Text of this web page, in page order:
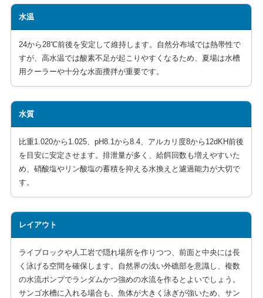
水温
24から28℃前後を安定して維持します。自然分布域では熱帯性で
すが、高水温では酸素不足が起こりやすくなるため、夏場は水槽
用クーラーや十分な水面攪拌が重要です。
水質
比重1.020から1.025、pH8.1から8.4、アルカリ度8から12dKH前後
を目安に安定させます。排泄量が多く、給餌回数も増えやすいた
め、硝酸塩やリン酸塩の蓄積を抑える水換えと濾過能力が大切で
す。
レイアウト
ライブロックや人工岩で隠れ場所を作りつつ、前面と中央には長
く泳げる空間を確保します。自然界の浅い外礁部を意識し、複数
の水流ポンプでランダムかつ強めの水流を作るとよいでしょう。
サンゴ水槽に入れる場合も、魚体が大きく泳ぎが強いため、サン